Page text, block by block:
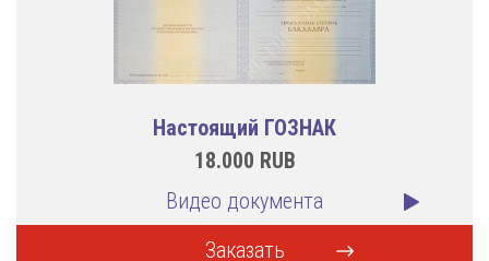
Настоящий ГОЗНАК
18.000 RUB
Видео документа
Заказать